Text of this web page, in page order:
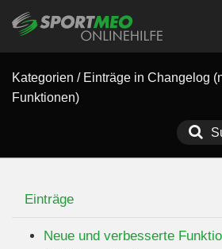
Kategorien /Einträge in Changelog (neue und verbesserte
Funktionen)
Einträge
Neue und verbesserte